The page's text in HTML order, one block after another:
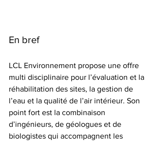
En bref
LCL Environnement propose une offre
multi disciplinaire pour l’évaluation et la
réhabilitation des sites, la gestion de
l’eau et la qualité de l’air intérieur. Son
point fort est la combinaison
d’ingénieurs, de géologues et de
biologistes qui accompagnent les